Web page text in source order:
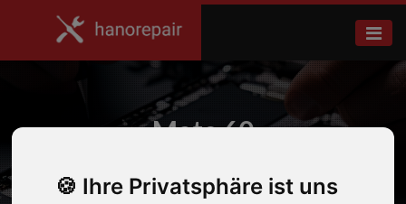
Ihre Privatsphäre ist uns
Mate 60
Home Huawei